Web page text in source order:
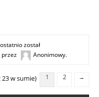
został
przez Anonimowy.
w sumie) 1 2 →